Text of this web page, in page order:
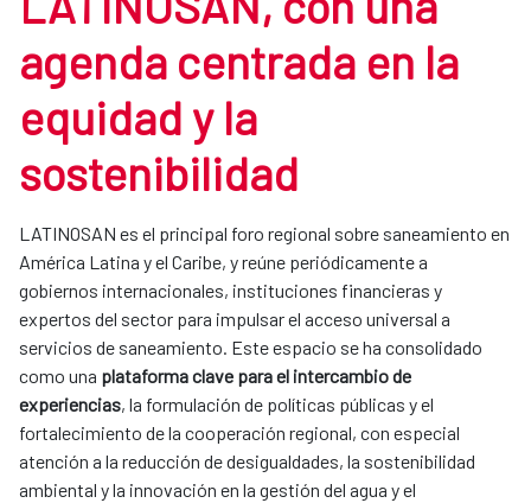
agenda centrada en la
equidad y la
sostenibilidad
LATINOSAN es el principal foro regional sobre saneamiento en
América Latina y el Caribe, y reúne periódicamente a
gobiernos internacionales, instituciones financieras y
expertos del sector para impulsar el acceso universal a
servicios de saneamiento. Este espacio se ha consolidado
como una plataforma clave para el intercambio de
experiencias, la formulación de políticas públicas y el
fortalecimiento de la cooperación regional, con especial
atención a la reducción de desigualdades, la sostenibilidad
ambiental y la innovación en la gestión del agua y el